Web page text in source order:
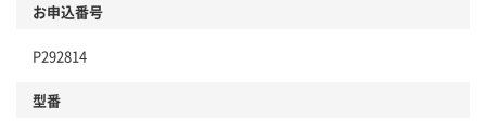
お申込番号
P292814
型番